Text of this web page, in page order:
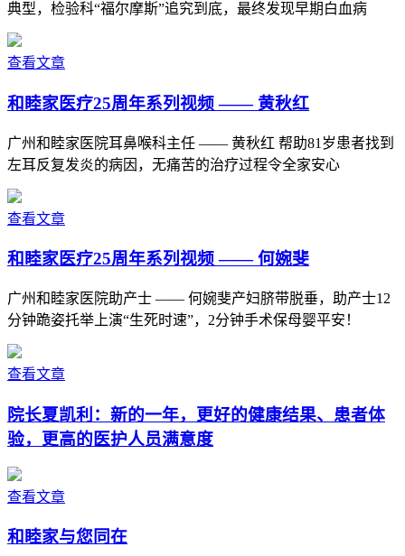
典型，检验科“福尔摩斯”追究到底，最终发现早期白血病
查看文章
和睦家医疗25周年系列视频 —— 黄秋红
广州和睦家医院耳鼻喉科主任 —— 黄秋红 帮助81岁患者找到
左耳反复发炎的病因，无痛苦的治疗过程令全家安心
查看文章
和睦家医疗25周年系列视频 —— 何婉斐
广州和睦家医院助产士 —— 何婉斐产妇脐带脱垂，助产士12
分钟跪姿托举上演“生死时速”，2分钟手术保母婴平安！
查看文章
院长夏凯利：新的一年，更好的健康结果、患者体
验，更高的医护人员满意度
查看文章
和睦家与您同在